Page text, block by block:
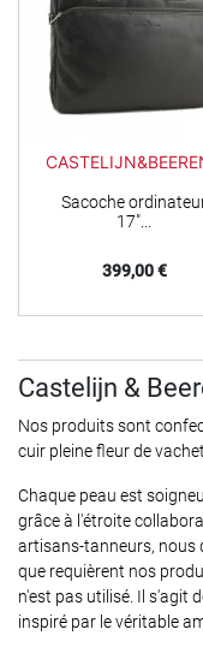
Sacoche
17"...
Prix
399,00 €
Castelijn &
Nos produits sont
cuir pleine fleur de
Chaque peau est
grâce à l'étroite
artisans-tanneurs, nous
que requièrent nos
n'est pas utilisé. Il s'agit
inspiré par le véritable